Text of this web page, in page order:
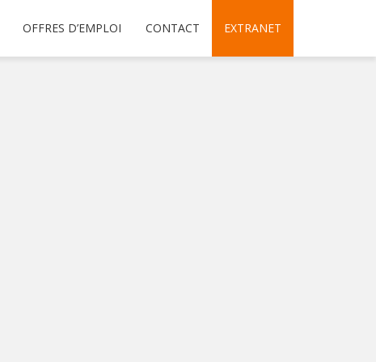
OFFRES D’EMPLOI CONTACT EXTRANET